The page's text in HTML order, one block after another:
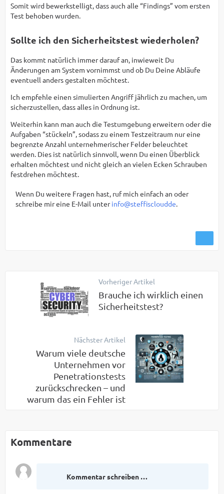
Somit wird bewerkstelligt, dass auch alle “Findings” vom ersten
Test behoben wurden.
Sollte ich den Sicherheitstest wiederholen?
Das kommt natürlich immer darauf an, inwieweit Du
Änderungen am System vornimmst und ob Du Deine Abläufe
eventuell anders gestalten möchtest.
Ich empfehle einen simulierten Angriff jährlich zu machen, um
sicherzustellen, dass alles in Ordnung ist.
Weiterhin kann man auch die Testumgebung erweitern oder die
Aufgaben “stückeln”, sodass zu einem Testzeitraum nur eine
begrenzte Anzahl unternehmerischer Felder beleuchtet
werden. Dies ist natürlich sinnvoll, wenn Du einen Überblick
erhalten möchtest und nicht gleich an vielen Ecken Schrauben
festdrehen möchtest.
Wenn Du weitere Fragen hast, ruf mich einfach an oder
schreibe mir eine E-Mail unterinfo@steffiscloudde.
Vorheriger Artikel
Brauche ich wirklich einen
Sicherheitstest?
Nächster Artikel
Warum viele deutsche
Unternehmen vor
Penetrationstests
zurückschrecken – und
warum das ein Fehler ist
Kommentare
Kommentar schreiben …